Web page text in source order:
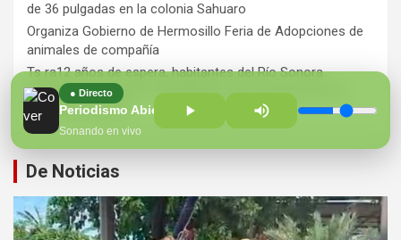
● Directo
Sonando en vivo
de 36 pulgadas en la colonia Sahuaro
Organiza Gobierno de Hermosillo Feria de Adopciones de
animales de compañía
Ts ra12 años de espera, habitantes del Río Sonora
agradecen a Durazo y Sheinbaum por construcción de
Hospital Regional
De Noticias